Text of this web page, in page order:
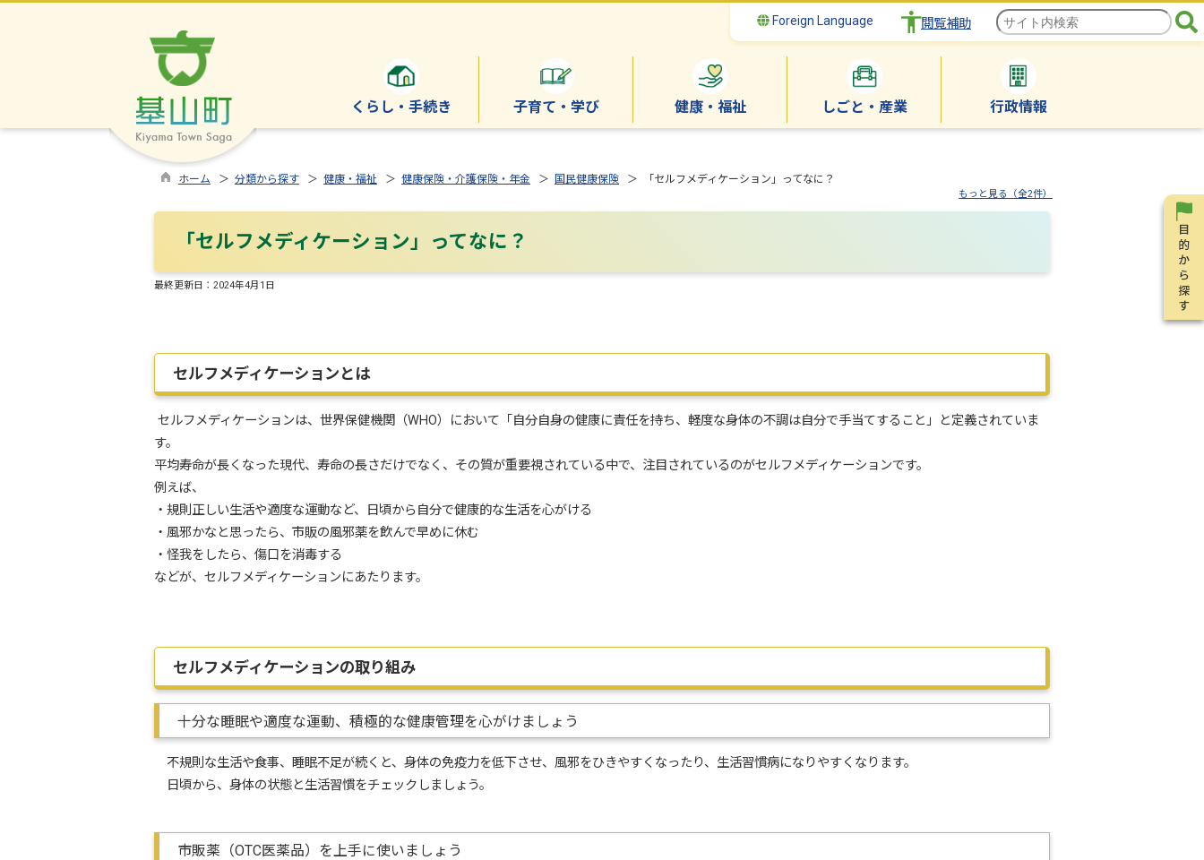
Foreign Language 閲覧補助
くらし・手続き 子育て・学び 健康・福祉 しごと・産業 行政情報
ホーム ＞ 分類から探す ＞ 健康・福祉 ＞ 健康保険・介護保険・年金 ＞ 国民健康保険 ＞ 「セルフメディケーション」ってなに？
もっと見る（全2件）
「セルフメディケーション」ってなに？
最終更新日： 2024年4月1日
セルフメディケーションとは
セルフメディケーションは、世界保健機関（WHO）において「自分自身の健康に責任を持ち、軽度な身体の不調は自分で手当てすること」と定義されていま
す。
平均寿命が長くなった現代、寿命の長さだけでなく、その質が重要視されている中で、注目されているのがセルフメディケーションです。
例えば、
・規則正しい生活や適度な運動など、日頃から自分で健康的な生活を心がける
・風邪かなと思ったら、市販の風邪薬を飲んで早めに休む
・怪我をしたら、傷口を消毒する
などが、セルフメディケーションにあたります。
セルフメディケーションの取り組み
十分な睡眠や適度な運動、積極的な健康管理を心がけましょう
不規則な生活や食事、睡眠不足が続くと、身体の免疫力を低下させ、風邪をひきやすくなったり、生活習慣病になりやすくなります。
日頃から、身体の状態と生活習慣をチェックしましょう。
市販薬（OTC医薬品）を上手に使いましょう